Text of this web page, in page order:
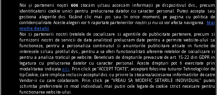
Noi și partenerii noștri606 stocăm și/sau accesăm informații pe dispozitivul dvs., precum
identificatorii cookie unici pentru prelucrarea datelor cu caracter personal. Puteți accepta sau
gestiona alegerile dvs. făcând clic mai jos sau în orice moment, pe pagina cu politica de
confidențialitate. Aceste alegeri vor fi raportate partenerilor noștri și nu vă vor afecta navigarea.
Mai
multe detalii
Noi si partenerii nostri (retelele de socializare si agentiile de publicitate partenere, precum si
furnizorii nostri de servicii de date analitice) prelucram date pentru a permite website-ului sa
functioneze, pentru a personaliza continutul si anunturile publicitare afisate in functie de
interesele si/sau profilul dvs., pentru a va oferi functionalitati aferente retelelor de socializare si
pentru a analiza traficul pe website. Beneficiati de drepturile prevazute de art. 15-22 din GDPR in
legatura cu prelucrarea datelor cu caracter personal. Aceste drepturi pot fi exercitate prin
modalitatea indicataaici
. Prin click pe “ACCEPT TOATE”, acceptati folosirea tuturor Tehnologiilor de
tip Cookie, care implica inclusiv acceptul dvs. cu privire la stocarea/accesarea informatiilor de catre
Vendor-ii cu care colaboram. Prin click pe “VREAU SA MODIFIC SETARILE INDIVIDUAL” puteti
schimba preferintele in mod individual, mai putin cele legate de cookie strict necesare pentru
functionarea website-ului.